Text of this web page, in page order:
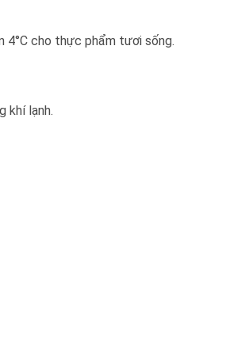
4°C cho thực phẩm tươi sống.
khí lạnh.